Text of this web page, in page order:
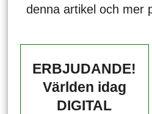
denna artikel och mer
ERBJUDANDE!
Världen idag
DIGITAL